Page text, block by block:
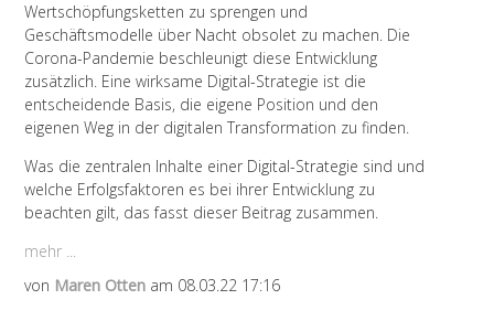
Wertschöpfungsketten zu sprengen und
Geschäftsmodelle über Nacht obsolet zu machen. Die
Corona-Pandemie beschleunigt diese Entwicklung
zusätzlich. Eine wirksame Digital-Strategie ist die
entscheidende Basis, die eigene Position und den
eigenen Weg in der digitalen Transformation zu finden.
Was die zentralen Inhalte einer Digital-Strategie sind und
welche Erfolgsfaktoren es bei ihrer Entwicklung zu
beachten gilt, das fasst dieser Beitrag zusammen.
mehr ...
von Maren Otten am 08.03.22 17:16